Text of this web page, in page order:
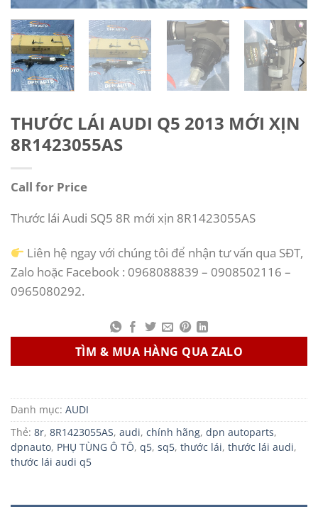
THƯỚC LÁI AUDI Q5 2013 MỚI XỊN
8R1423055AS
Call for Price
Thước lái Audi SQ5 8R mới xịn 8R1423055AS
Liên hệ ngay với chúng tôi để nhận tư vấn qua SĐT,
Zalo hoặc Facebook : 0968088839 – 0908502116 –
0965080292.
TÌM & MUA HÀNG QUA ZALO
Danh mục: AUDI
Thẻ: 8r, 8R1423055AS, audi, chính hãng, dpn autoparts,
dpnauto, PHỤ TÙNG Ô TÔ, q5, sq5, thước lái, thước lái audi,
thước lái audi q5